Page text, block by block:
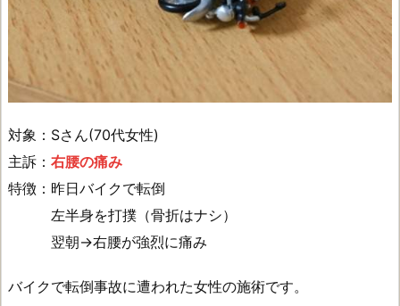
対象：Sさん(70代女性)
主訴： 右腰の痛み
特徴：昨日バイクで転倒
左半身を打撲（骨折はナシ）
翌朝→右腰が強烈に痛み
バイクで転倒事故に遭われた女性の施術です。